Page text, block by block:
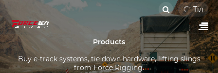
Тіл
Products
Buy e-track systems, tie down hardware, lifting slings
from Force Rigging.